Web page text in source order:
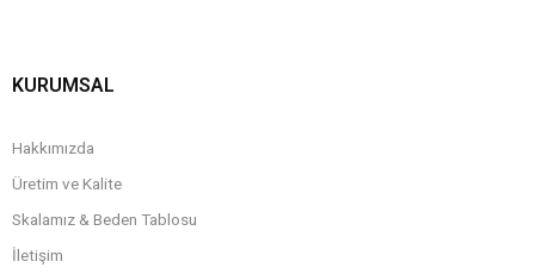
KURUMSAL
Hakkımızda
Üretim ve Kalite
Skalamız & Beden Tablosu
İletişim